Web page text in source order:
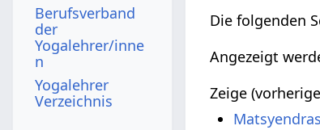
Die folgenden
Angezeigt
Zeige (
Berufsverband
der
Yogalehrer/inne
n
Yogalehrer
Verzeichnis